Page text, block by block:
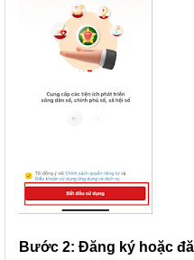
Bước 2: Đăng ký hoặc